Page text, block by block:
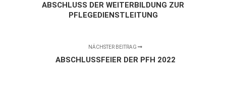
ABSCHLUSS DER WEITERBILDUNG ZUR
PFLEGEDIENSTLEITUNG
NÄCHSTER BEITRAG
ABSCHLUSSFEIER DER PFH 2022